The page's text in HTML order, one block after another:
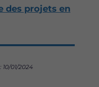
des projets en
01/2024